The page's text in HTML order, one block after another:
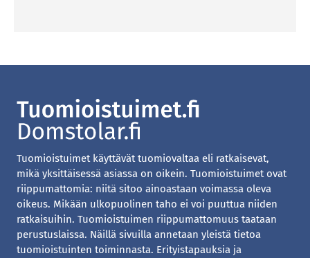
Tuomioistuimet käyttävät tuomiovaltaa eli ratkaisevat,
mikä yksittäisessä asiassa on oikein. Tuomioistuimet ovat
riippumattomia: niitä sitoo ainoastaan voimassa oleva
oikeus. Mikään ulkopuolinen taho ei voi puuttua niiden
ratkaisuihin. Tuomioistuimen riippumattomuus taataan
perustuslaissa. Näillä sivuilla annetaan yleistä tietoa
tuomioistuinten toiminnasta. Erityistapauksia ja